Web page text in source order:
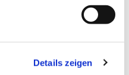
Details zeigen
auch